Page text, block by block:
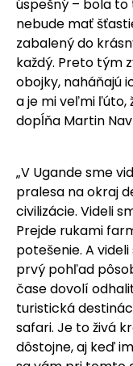
úspešný – bola
nebude mať
zabalený do
každý. Preto tým
obojky, naháňajú
a je mi veľmi ľúto,
dopĺňa Martin
„V Ugande sme
pralesa na okraj
civilizácie. Videli
Prejde rukami
potešenie. A
prvý pohľad
čase dovolí
turistická
safari. Je to živá
dôstojne, aj keď